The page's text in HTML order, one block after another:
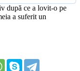
după ce a lovit-o pe
a suferit un